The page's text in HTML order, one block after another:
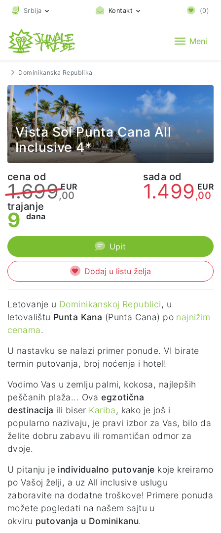
Srbija Kontakt (0)
Meni
Dominikanska Republika
Vista Sol Punta Cana All
Inclusive 4*
cena od
1.699 EUR
,00
sada od
1.499 EUR
,00
trajanje
9 dana
Upit
Dodaj u listu želja
Letovanje u Dominikanskoj Republici, u
letovalištu Punta Kana (Punta Cana) po najnižim
cenama.
U nastavku se nalazi primer ponude. VI birate
termin putovanja, broj noćenja i hotel!
Vodimo Vas u zemlju palmi, kokosa, najlepših
peščanih plaža... Ovaegzotična
destinacija ili biser Kariba, kako je još i
popularno nazivaju, je pravi izbor za Vas, bilo da
želite dobru zabavu ili romantičan odmor za
dvoje.
U pitanju je individualno putovanje koje kreiramo
po Vašoj želji, a uz All inclusive uslugu
zaboravite na dodatne troškove! Primere ponuda
možete pogledati na našem sajtu u
okviru putovanja u Dominikanu.